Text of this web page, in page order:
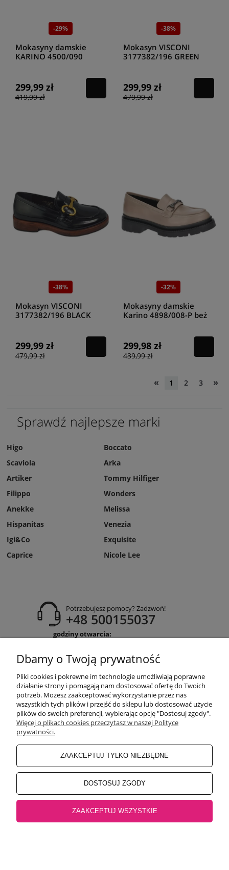
-29%
Mokasyny damskie
KARINO 4500/090
299,99 zł
419,99 zł
-38%
Mokasyn VISCONI
3177382/196 GREEN
299,99 zł
479,99 zł
-38%
Mokasyn VISCONI
3177382/196 BLACK
299,99 zł
479,99 zł
-32%
Mokasyny damskie
Karino 4898/008-P beż
299,98 zł
439,99 zł
« 1 2 3 »
Sprawdź najlepsze marki
Higo
Scaviola
Artiker
Filippo
Boccato
Arka
Tommy Hilfiger
Wonders
Anekke
Hispanitas
Igi&Co
Caprice
Melissa
Venezia
Exquisite
Nicole Lee
Potrzebujesz pomocy? Zadzwoń!
+48 500155037
godziny otwarcia:
obuwiehigo@gmail.com
WARUNKI ZAKUPÓW
MOJE KONTO
INFORMACJE O SKLEPIE
BEZPIECZNE PŁATNOŚCI
32-500 Chrzanów, Rynek 18 |Salon Jaworzno
Jaworzno, Rynek 4 |Salon Oświęcim32-600 Oświęcim, ul. Mickiewicza 10
Dbamy o Twoją prywatność
Pliki cookies i pokrewne im technologie umożliwiają poprawne
działanie strony i pomagają nam dostosować ofertę do Twoich
potrzeb. Możesz zaakceptować wykorzystanie przez nas
wszystkich tych plików i przejść do sklepu lub dostosować użycie
plików do swoich preferencji, wybierając opcję "Dostosuj zgody".
Więcej o plikach cookies przeczytasz w naszej Polityce
prywatności.
ZAAKCEPTUJ TYLKO NIEZBĘDNE
DOSTOSUJ ZGODY
ZAAKCEPTUJ WSZYSTKIE